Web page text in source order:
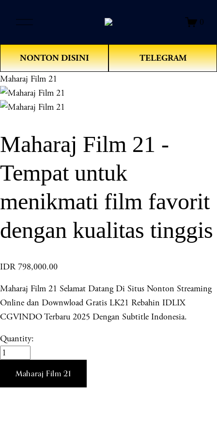
e
n
M
e
n
u
0
NONTON DISINI TELEGRAM
Maharaj Film 21
Maharaj Film 21 -
Tempat untuk
menikmati film favorit
dengan kualitas tinggis
IDR 798,000.00
Maharaj Film 21 Selamat Datang Di Situs Nonton Streaming
Online dan Downwload Gratis LK21 Rebahin IDLIX
CGVINDO Terbaru 2025 Dengan Subtitle Indonesia.
Quantity:
Maharaj Film 21